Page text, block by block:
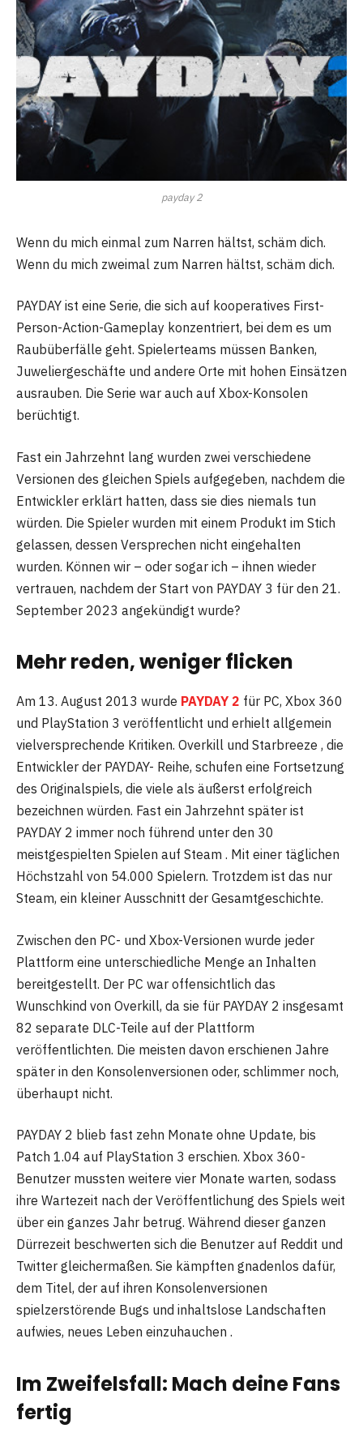
payday 2
Wenn du mich einmal zum Narren hältst, schäm dich.
Wenn du mich zweimal zum Narren hältst, schäm dich.
PAYDAY ist eine Serie, die sich auf kooperatives First-
Person-Action-Gameplay konzentriert, bei dem es um
Raubüberfälle geht. Spielerteams müssen Banken,
Juweliergeschäfte und andere Orte mit hohen Einsätzen
ausrauben. Die Serie war auch auf Xbox-Konsolen
berüchtigt.
Fast ein Jahrzehnt lang wurden zwei verschiedene
Versionen des gleichen Spiels aufgegeben, nachdem die
Entwickler erklärt hatten, dass sie dies niemals tun
würden. Die Spieler wurden mit einem Produkt im Stich
gelassen, dessen Versprechen nicht eingehalten
wurden. Können wir – oder sogar ich – ihnen wieder
vertrauen, nachdem der Start von PAYDAY 3 für den 21.
September 2023 angekündigt wurde?
Mehr reden, weniger flicken
Am 13. August 2013 wurde PAYDAY 2 für PC, Xbox 360
und PlayStation 3 veröffentlicht und erhielt allgemein
vielversprechende Kritiken. Overkill und Starbreeze , die
Entwickler der PAYDAY- Reihe, schufen eine Fortsetzung
des Originalspiels, die viele als äußerst erfolgreich
bezeichnen würden. Fast ein Jahrzehnt später ist
PAYDAY 2 immer noch führend unter den 30
meistgespielten Spielen auf Steam . Mit einer täglichen
Höchstzahl von 54.000 Spielern. Trotzdem ist das nur
Steam, ein kleiner Ausschnitt der Gesamtgeschichte.
Zwischen den PC- und Xbox-Versionen wurde jeder
Plattform eine unterschiedliche Menge an Inhalten
bereitgestellt. Der PC war offensichtlich das
Wunschkind von Overkill, da sie für PAYDAY 2 insgesamt
82 separate DLC-Teile auf der Plattform
veröffentlichten. Die meisten davon erschienen Jahre
später in den Konsolenversionen oder, schlimmer noch,
überhaupt nicht.
PAYDAY 2 blieb fast zehn Monate ohne Update, bis
Patch 1.04 auf PlayStation 3 erschien. Xbox 360-
Benutzer mussten weitere vier Monate warten, sodass
ihre Wartezeit nach der Veröffentlichung des Spiels weit
über ein ganzes Jahr betrug. Während dieser ganzen
Dürrezeit beschwerten sich die Benutzer auf Reddit und
Twitter gleichermaßen. Sie kämpften gnadenlos dafür,
dem Titel, der auf ihren Konsolenversionen
spielzerstörende Bugs und inhaltslose Landschaften
aufwies, neues Leben einzuhauchen .
Im Zweifelsfall: Mach deine Fans
fertig